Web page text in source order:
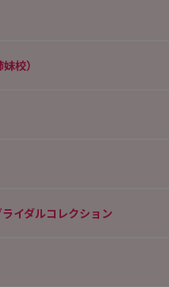
校）
イダルコレクション